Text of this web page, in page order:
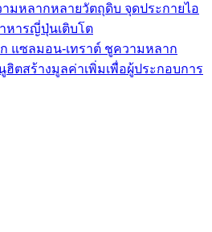
มหลากหลายวัตถุดิบ จุดประกายไอ
หารญี่ปุ่นเติบโต
ก แซลมอน-เทราต์ ชูความหลาก
ฮิตสร้างมูลค่าเพิ่มเพื่อผู้ประกอบการ